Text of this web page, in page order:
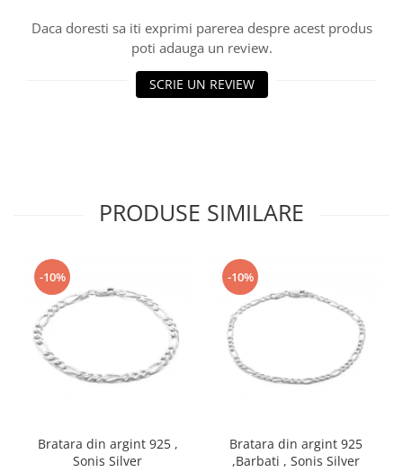
Daca doresti sa iti exprimi parerea despre acest produs
poti adauga un review.
SCRIE UN REVIEW
PRODUSE SIMILARE
-10%
Bratara din argint 925 ,
Sonis Silver
-10%
Bratara din argint 925
,Barbati , Sonis Silver